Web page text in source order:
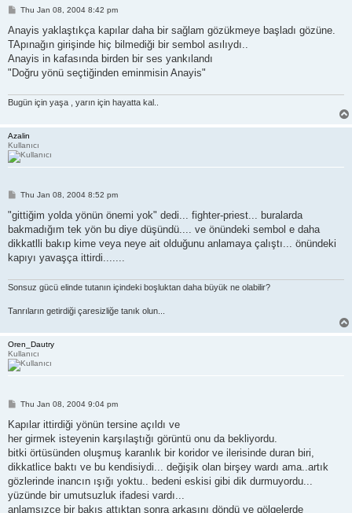
P
s
Thu Jan 08, 2004 8:42 pm
Anayis yaklaştıkça kapılar daha bir sağlam gözükmeye başladı gözüne.
TApınağın girişinde hiç bilmediği bir sembol asılıydı..
Anayis in kafasında birden bir ses yankılandı
"Doğru yönü seçtiğinden eminmisin Anayis"
Bugün için yaşa , yarın için hayatta kal..
Azalin
Kullanıcı
P
s
t
Thu Jan 08, 2004 8:52 pm
"gittiğim yolda yönün önemi yok" dedi... fighter-priest... buralarda
bakmadığım tek yön bu diye düşündü.... ve önündeki sembol e daha
dikkatlli bakıp kime veya neye ait olduğunu anlamaya çalıştı... önündeki
kapıyı yavaşça ittirdi.......
Sonsuz gücü elinde tutanın içindeki boşluktan daha büyük ne olabilir?
Tanrıların getirdiği çaresizliğe tanık olun...
Oren_Dautry
Kullanıcı
P
s
Thu Jan 08, 2004 9:04 pm
Kapılar ittirdiği yönün tersine açıldı ve
her girmek isteyenin karşılaştığı görüntü onu da bekliyordu.
bitki örtüsünden oluşmuş karanlık bir koridor ve ilerisinde duran biri,
dikkatlice baktı ve bu kendisiydi... değişik olan birşey wardı ama..artık
gözlerinde inancın ışığı yoktu.. bedeni eskisi gibi dik durmuyordu...
yüzünde bir umutsuzluk ifadesi vardı...
anlamsızce bir bakış attıktan sonra arkasını döndü ve gölgelerde